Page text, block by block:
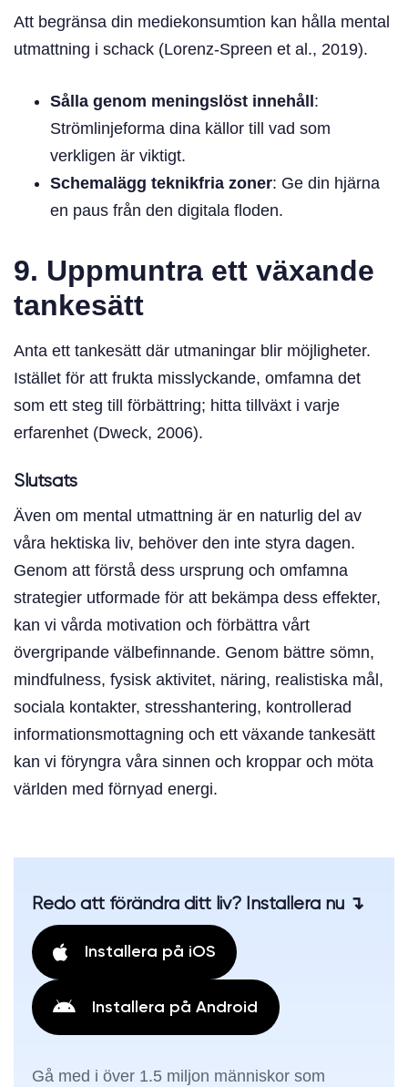
Att begränsa din mediekonsumtion kan hålla mental
utmattning i schack (Lorenz-Spreen et al., 2019).
Sålla genom meningslöst innehåll:
Strömlinjeforma dina källor till vad som
verkligen är viktigt.
Schemalägg teknikfria zoner: Ge din hjärna
en paus från den digitala floden.
9. Uppmuntra ett växande
tankesätt
Anta ett tankesätt där utmaningar blir möjligheter.
Istället för att frukta misslyckande, omfamna det
som ett steg till förbättring; hitta tillväxt i varje
erfarenhet (Dweck, 2006).
Slutsats
Även om mental utmattning är en naturlig del av
våra hektiska liv, behöver den inte styra dagen.
Genom att förstå dess ursprung och omfamna
strategier utformade för att bekämpa dess effekter,
kan vi vårda motivation och förbättra vårt
övergripande välbefinnande. Genom bättre sömn,
mindfulness, fysisk aktivitet, näring, realistiska mål,
sociala kontakter, stresshantering, kontrollerad
informationsmottagning och ett växande tankesätt
kan vi föryngra våra sinnen och kroppar och möta
världen med förnyad energi.
Redo att förändra ditt liv? Installera nu ↴
Installera på iOS
Installera på Android
Gå med i över 1.5 miljon människor som